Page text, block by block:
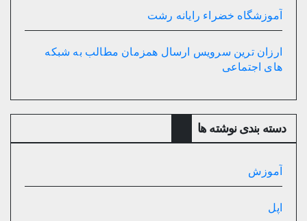
آموزشگاه خضراء رایانه رشت
ارزان ترین سرویس ارسال همزمان مطالب به شبکه
های اجتماعی
دسته بندی نوشته ها
آموزش
اپل